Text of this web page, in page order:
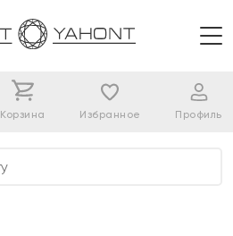
Корзина Избранное Профиль